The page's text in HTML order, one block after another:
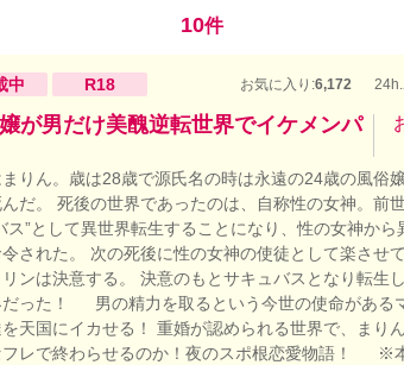
10件
中 R18 お気に入り:6,172 24h.
嬢が男だけ美醜逆転世界でイケメンパ
りん。歳は28歳で源氏名の時は永遠の24歳の風俗
だ。 死後の世界であったのは、自称性の女神。前
ス”として異世界転生することになり、性の女神か
された。 次の死後に性の女神の使徒として楽させ
ンは決意する。 決意のもとサキュバスとなり転生
だった！ 男の精力を取るという今世の使命がある
天国にイカせる！ 重婚が認められる世界で、まり
フレで終わらせるのか！夜のスポ根恋愛物語！ ※